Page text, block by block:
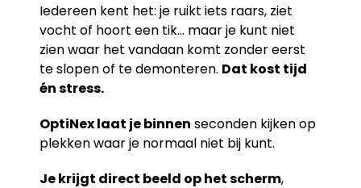
Iedereen kent het: je ruikt iets raars, ziet
vocht of hoort een tik… maar je kunt niet
zien waar het vandaan komt zonder eerst
te slopen of te demonteren. Dat kost tijd
én stress.
OptiNex laat je binnen seconden kijken op
plekken waar je normaal niet bij kunt.
Je krijgt direct beeld op het scherm,